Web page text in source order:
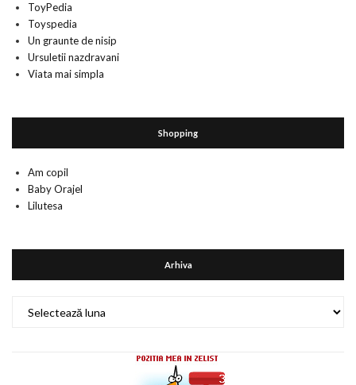
ToyPedia
Toyspedia
Un graunte de nisip
Ursuletii nazdravani
Viata mai simpla
Shopping
Am copil
Baby Orajel
Lilutesa
Arhiva